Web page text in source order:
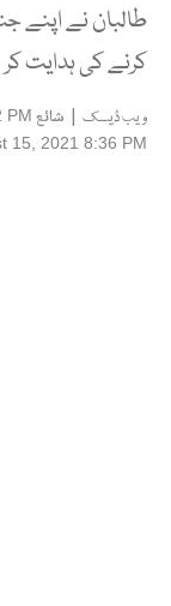
طالبان نے اپنے
کرنے کی ہدایت
ویب ڈیسک | شائع PM
15, 2021 8:36 PM